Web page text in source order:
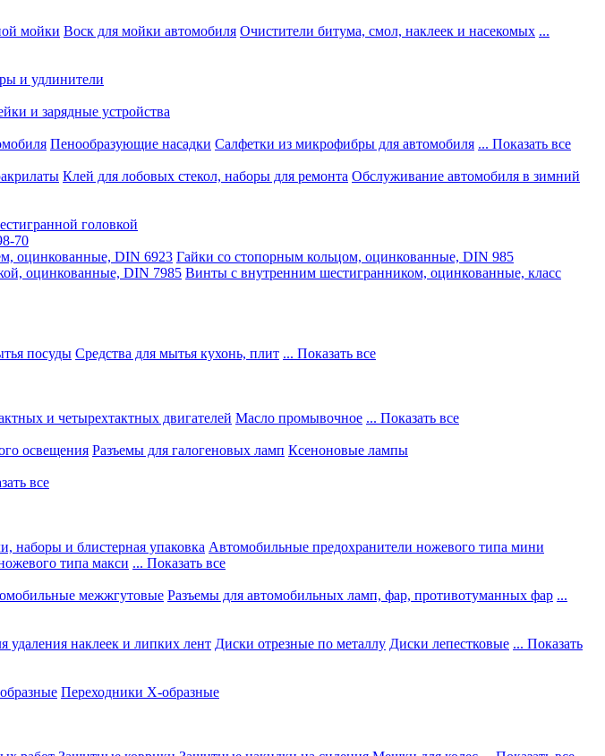
мойки Воск для мойки автомобиля Очистители битума, смол, наклеек и насекомых ...
и удлинители
и зарядные устройства
Пенообразующие насадки Салфетки из микрофибры для автомобиля ... Показать все
Клей для лобовых стекол, наборы для ремонта Обслуживание автомобиля в зимний
головкой
70
оцинкованные, DIN 6923 Гайки со стопорным кольцом, оцинкованные, DIN 985
оцинкованные, DIN 7985 Винты с внутренним шестигранником, оцинкованные, класс
посуды Средства для мытья кухонь, плит ... Показать все
и четырехтактных двигателей Масло промывочное ... Показать все
освещения Разъемы для галогеновых ламп Ксеноновые лампы
все
наборы и блистерная упаковка Автомобильные предохранители ножевого типа мини
типа макси ... Показать все
межжгутовые Разъемы для автомобильных ламп, фар, противотуманных фар ...
удаления наклеек и липких лент Диски отрезные по металлу Диски лепестковые ... Показать
Переходники Х-образные